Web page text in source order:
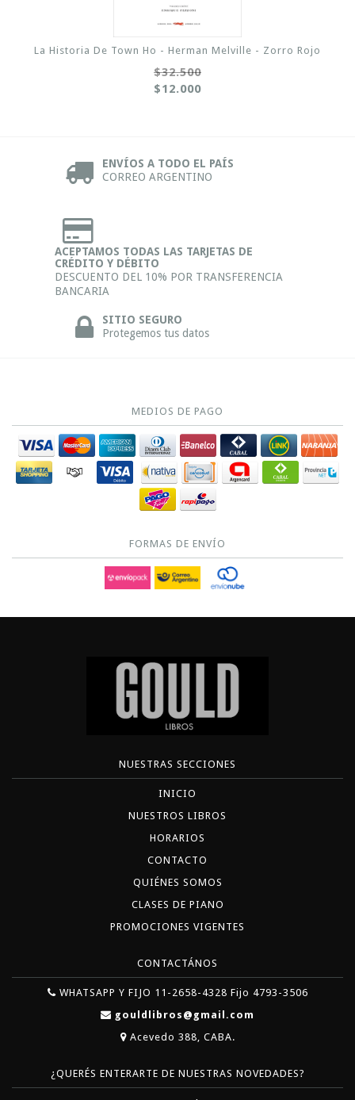
La Historia De Town Ho - Herman Melville - Zorro Rojo
$32.500
$12.000
ENVÍOS A TODO EL PAÍS
CORREO ARGENTINO
ACEPTAMOS TODAS LAS TARJETAS DE
CRÉDITO Y DÉBITO
DESCUENTO DEL 10% POR TRANSFERENCIA
BANCARIA
SITIO SEGURO
Protegemos tus datos
MEDIOS DE PAGO
FORMAS DE ENVÍO
NUESTRAS SECCIONES
INICIO
NUESTROS LIBROS
HORARIOS
CONTACTO
QUIÉNES SOMOS
CLASES DE PIANO
PROMOCIONES VIGENTES
CONTACTÁNOS
WHATSAPP Y FIJO 11-2658-4328 Fijo 4793-3506
gouldlibros@gmail.com
Acevedo 388, CABA.
¿QUERÉS ENTERARTE DE NUESTRAS NOVEDADES?